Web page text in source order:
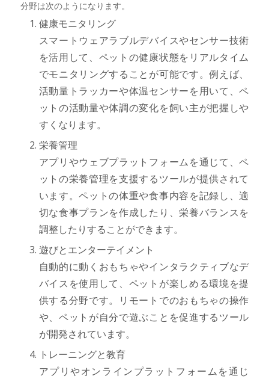
分野は次のようになります。
健康モニタリング
スマートウェアラブルデバイスやセンサー技術
を活用して、ペットの健康状態をリアルタイム
でモニタリングすることが可能です。例えば、
活動量トラッカーや体温センサーを用いて、ペ
ットの活動量や体調の変化を飼い主が把握しや
すくなります。
栄養管理
アプリやウェブプラットフォームを通じて、ペ
ットの栄養管理を支援するツールが提供されて
います。ペットの体重や食事内容を記録し、適
切な食事プランを作成したり、栄養バランスを
調整したりすることができます。
遊びとエンターテイメント
自動的に動くおもちゃやインタラクティブなデ
バイスを使用して、ペットが楽しめる環境を提
供する分野です。リモートでのおもちゃの操作
や、ペットが自分で遊ぶことを促進するツール
が開発されています。
トレーニングと教育
アプリやオンラインプラットフォームを通じ